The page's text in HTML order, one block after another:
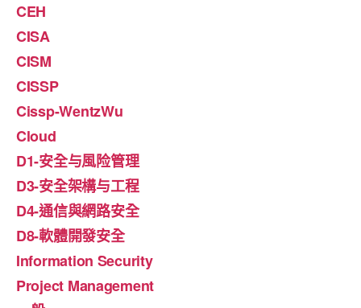
CEH
CISA
CISM
CISSP
Cissp-WentzWu
Cloud
D1-安全与風险管理
D3-安全架構与工程
D4-通信與網路安全
D8-軟體開發安全
Information Security
Project Management